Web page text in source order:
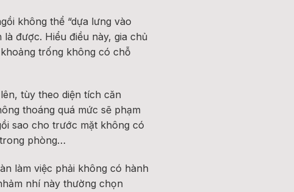
không thể “dựa lưng vào
được. Hiểu điều này, gia chủ
trống không có chỗ
tùy theo diện tích căn
thoáng quá mức sẽ phạm
sao cho trước mặt không có
phòng…
làm việc phải không có hành
nhí này thường chọn